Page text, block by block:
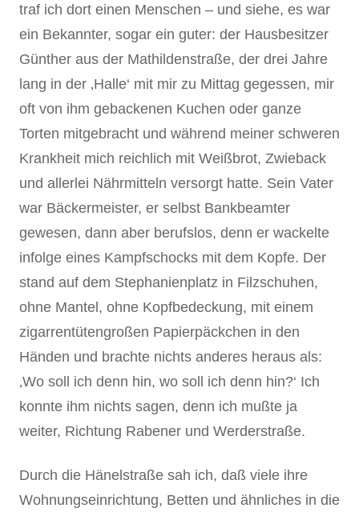
traf ich dort einen Menschen – und siehe, es war
ein Bekannter, sogar ein guter: der Hausbesitzer
Günther aus der Mathildenstraße, der drei Jahre
lang in der ‚Halle‘ mit mir zu Mittag gegessen, mir
oft von ihm gebackenen Kuchen oder ganze
Torten mitgebracht und während meiner schweren
Krankheit mich reichlich mit Weißbrot, Zwieback
und allerlei Nährmitteln versorgt hatte. Sein Vater
war Bäckermeister, er selbst Bankbeamter
gewesen, dann aber berufslos, denn er wackelte
infolge eines Kampfschocks mit dem Kopfe. Der
stand auf dem Stephanienplatz in Filzschuhen,
ohne Mantel, ohne Kopfbedeckung, mit einem
zigarrentütengroßen Papierpäckchen in den
Händen und brachte nichts anderes heraus als:
‚Wo soll ich denn hin, wo soll ich denn hin?‘ Ich
konnte ihm nichts sagen, denn ich mußte ja
weiter, Richtung Rabener und Werderstraße.
Durch die Hänelstraße sah ich, daß viele ihre
Wohnungseinrichtung, Betten und ähnliches in die